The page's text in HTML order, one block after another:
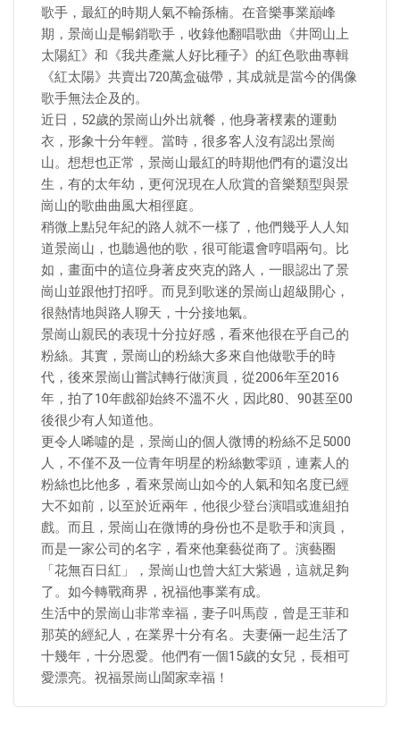
歌手，最紅的時期人氣不輸孫楠。在音樂事業巔峰
期，景崗山是暢銷歌手，收錄他翻唱歌曲《井岡山上
太陽紅》和《我共產黨人好比種子》的紅色歌曲專輯
《紅太陽》共賣出720萬盒磁帶，其成就是當今的偶像
歌手無法企及的。
近日，52歲的景崗山外出就餐，他身著樸素的運動
衣，形象十分年輕。當時，很多客人沒有認出景崗
山。想想也正常，景崗山最紅的時期他們有的還沒出
生，有的太年幼，更何況現在人欣賞的音樂類型與景
崗山的歌曲曲風大相徑庭。
稍微上點兒年紀的路人就不一樣了，他們幾乎人人知
道景崗山，也聽過他的歌，很可能還會哼唱兩句。比
如，畫面中的這位身著皮夾克的路人，一眼認出了景
崗山並跟他打招呼。而見到歌迷的景崗山超級開心，
很熱情地與路人聊天，十分接地氣。
景崗山親民的表現十分拉好感，看來他很在乎自己的
粉絲。其實，景崗山的粉絲大多來自他做歌手的時
代，後來景崗山嘗試轉行做演員，從2006年至2016
年，拍了10年戲卻始終不溫不火，因此80、90甚至00
後很少有人知道他。
更令人唏噓的是，景崗山的個人微博的粉絲不足5000
人，不僅不及一位青年明星的粉絲數零頭，連素人的
粉絲也比他多，看來景崗山如今的人氣和知名度已經
大不如前，以至於近兩年，他很少登台演唱或進組拍
戲。而且，景崗山在微博的身份也不是歌手和演員，
而是一家公司的名字，看來他棄藝從商了。演藝圈
「花無百日紅」，景崗山也曾大紅大紫過，這就足夠
了。如今轉戰商界，祝福他事業有成。
生活中的景崗山非常幸福，妻子叫馬葭，曾是王菲和
那英的經紀人，在業界十分有名。夫妻倆一起生活了
十幾年，十分恩愛。他們有一個15歲的女兒，長相可
愛漂亮。祝福景崗山闔家幸福！